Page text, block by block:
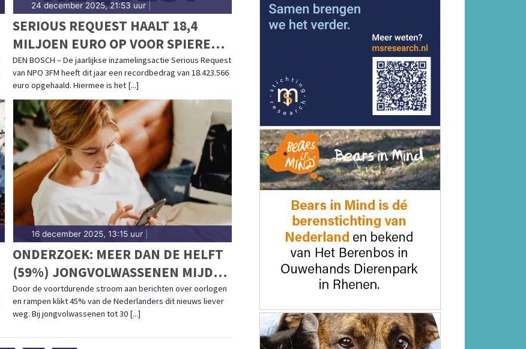
24 december 2025, 21:53 uur|
SERIOUS REQUEST HAALT 18,4
MILJOEN EURO OP VOOR SPIEREN
VOOR SPIEREN
DEN BOSCH – De jaarlijkse inzamelingsactie Serious Request
van NPO 3FM heeft dit jaar een recordbedrag van 18.423.566
euro opgehaald. Hiermee is het [...]
16 december 2025, 13:15 uur|
ONDERZOEK: MEER DAN DE HELFT
(59%) JONGVOLWASSENEN MIJDT
HET LIEFST OORLOGSNIEUWS
Door de voortdurende stroom aan berichten over oorlogen
en rampen klikt 45% van de Nederlanders dit nieuws liever
weg. Bij jongvolwassenen tot 30 [...]